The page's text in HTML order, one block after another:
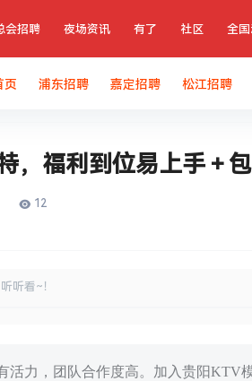
会招聘 夜场资讯 有了 社区 全
页 浦东招聘 嘉定招聘 松江招聘
，福利到位易上手＋
12
听看~！
活力，团队合作度高。加入贵阳KTV